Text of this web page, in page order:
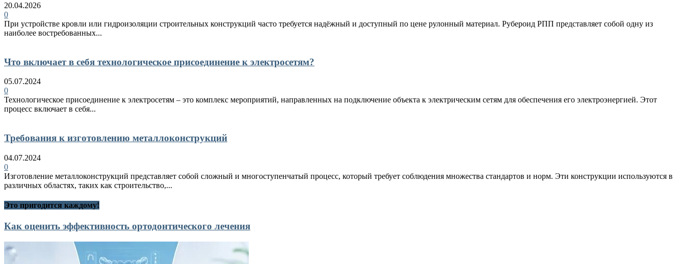
20.04.2026
0
При устройстве кровли или гидроизоляции строительных конструкций часто требуется надёжный и доступный по цене рулонный материал. Рубероид РПП представляет собой одну из
наиболее востребованных...
Что включает в себя технологическое присоединение к электросетям?
05.07.2024
0
Технологическое присоединение к электросетям – это комплекс мероприятий, направленных на подключение объекта к электрическим сетям для обеспечения его электроэнергией. Этот
процесс включает в себя...
Требования к изготовлению металлоконструкций
04.07.2024
0
Изготовление металлоконструкций представляет собой сложный и многоступенчатый процесс, который требует соблюдения множества стандартов и норм. Эти конструкции используются в
различных областях, таких как строительство,...
Это пригодится каждому!
Как оценить эффективность ортодонтического лечения